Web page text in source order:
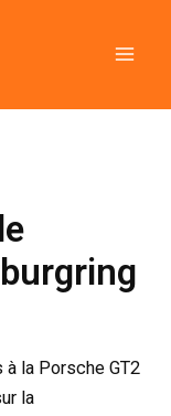
la Porsche GT2
la